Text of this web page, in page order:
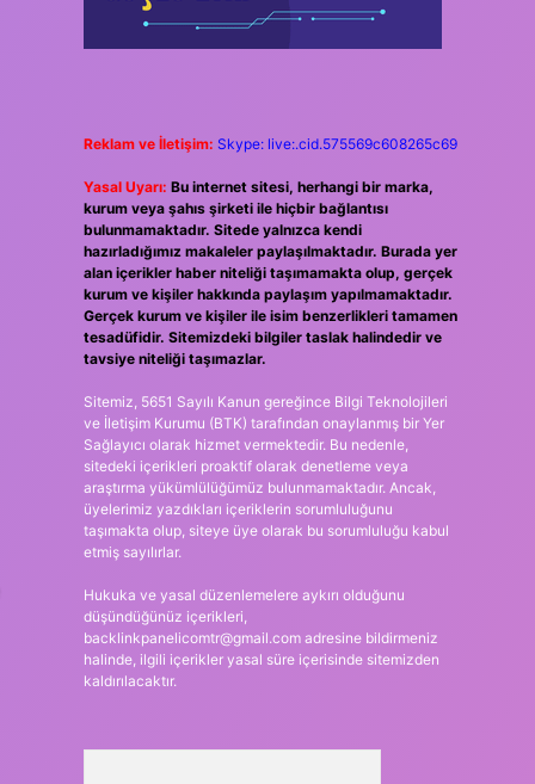
Reklam ve İletişim: Skype: live:.cid.575569c608265c69
Yasal Uyarı: Bu internet sitesi, herhangi bir marka,
kurum veya şahıs şirketi ile hiçbir bağlantısı
bulunmamaktadır. Sitede yalnızca kendi
hazırladığımız makaleler paylaşılmaktadır. Burada yer
alan içerikler haber niteliği taşımamakta olup, gerçek
kurum ve kişiler hakkında paylaşım yapılmamaktadır.
Gerçek kurum ve kişiler ile isim benzerlikleri tamamen
tesadüfidir. Sitemizdeki bilgiler taslak halindedir ve
tavsiye niteliği taşımazlar.
Sitemiz, 5651 Sayılı Kanun gereğince Bilgi Teknolojileri
ve İletişim Kurumu (BTK) tarafından onaylanmış bir Yer
Sağlayıcı olarak hizmet vermektedir. Bu nedenle,
sitedeki içerikleri proaktif olarak denetleme veya
araştırma yükümlülüğümüz bulunmamaktadır. Ancak,
üyelerimiz yazdıkları içeriklerin sorumluluğunu
taşımakta olup, siteye üye olarak bu sorumluluğu kabul
etmiş sayılırlar.
Hukuka ve yasal düzenlemelere aykırı olduğunu
düşündüğünüz içerikleri,
backlinkpanelicomtr@gmail.comadresine bildirmeniz
halinde, ilgili içerikler yasal süre içerisinde sitemizden
kaldırılacaktır.